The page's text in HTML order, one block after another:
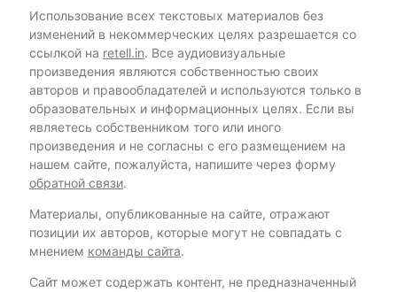
Использование всех текстовых материалов без
изменений в некоммерческих целях разрешается со
ссылкой на retell.in. Все аудиовизуальные
произведения являются собственностью своих
авторов и правообладателей и используются только в
образовательных и информационных целях. Если вы
являетесь собственником того или иного
произведения и не согласны с его размещением на
нашем сайте, пожалуйста, напишите через форму
обратной связи.
Материалы, опубликованные на сайте, отражают
позиции их авторов, которые могут не совпадать с
мнением команды сайта.
Сайт может содержать контент, не предназначенный